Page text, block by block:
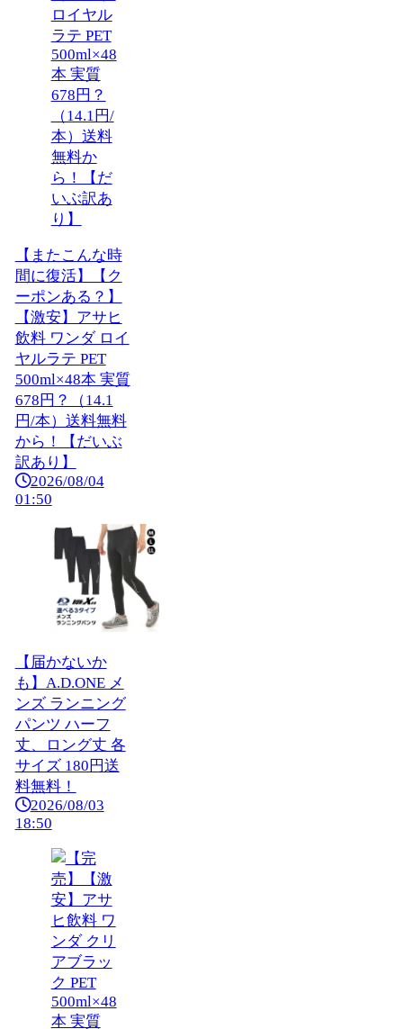
【またこんな時
間に復活】【ク
ーポンある？】
【激安】アサヒ
飲料 ワンダ ロイ
ヤルラテ PET
500ml×48本 実質
678円？（14.1
円/本）送料無料
から！【だいぶ
訳あり】
2026/08/04
01:50
【届かないか
も】A.D.ONE メ
ンズ ランニング
パンツ ハーフ
丈、ロング丈 各
サイズ 180円送
料無料！
2026/08/03
18:50